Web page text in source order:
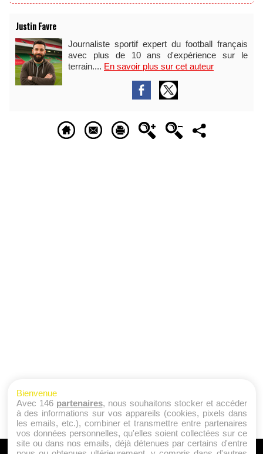
Justin Favre
Journaliste sportif expert du football français
avec plus de 10 ans d'expérience sur le
terrain.... En savoir plus sur cet auteur
Bienvenue
Avec 146 partenaires, nous souhaitons stocker et accéder
à des informations sur vos appareils (cookies, pixels dans
les emails, etc.), combiner et transmettre entre partenaires
vos données personnelles, qu'elles soient collectées sur ce
site ou dans nos emails, déjà détenues par certains d'entre